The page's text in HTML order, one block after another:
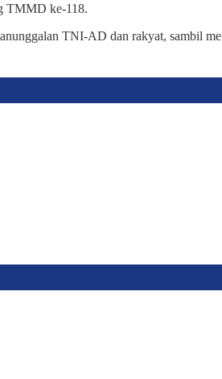
TMMD ke-118.
TNI-AD dan rakyat, sambil